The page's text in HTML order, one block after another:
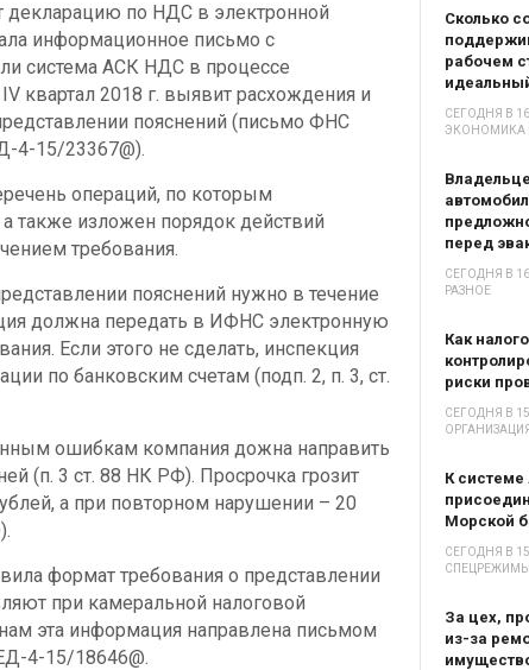
по НДС в электронной
информационное письмо с
система АСК НДС в процессе
квартал 2018 г. выявит расхождения и
пояснений (письмо ФНС
4-15/23367@).
операций, по которым
также изложен порядок действий
требования.
пояснений нужно в течение
должна передать в ИФНС электронную
Если этого не сделать, инспекция
по банковским счетам (подп. 2, п. 3, ст.
ошибкам компания дожна направить
(п. 3 ст. 88 НК РФ). Просрочка грозит
а при повторном нарушении – 20
формат требования о представлении
при камеральной налоговой
эта информация направлена письмом
4-15/18646@.
Сколько
рабочем
СЕГОДНЯ В
ЭКОНОМИКА
перед
СЕГОДНЯ В
РАЗНОЕ
Как
риски
СЕГОДНЯ В
К
Морской
СЕГОДНЯ В
СПЕЦРЕЖИМЫ
За цех,
из-за